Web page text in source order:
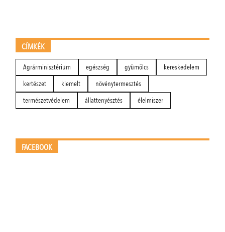
CÍMKÉK
Agrárminisztérium egészség gyümölcs
kereskedelem
kertészet
kiemelt
növénytermesztés
természetvédelem
állattenyésztés élelmiszer
FACEBOOK